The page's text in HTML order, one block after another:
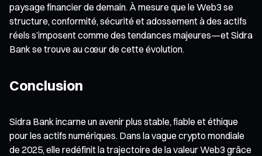
paysage financier de demain. À mesure que le Web3 se
structure, conformité, sécurité et adossement à des actifs
réels s’imposent comme des tendances majeures—et Sidra
Bank se trouve au cœur de cette évolution.
Conclusion
Sidra Bank incarne un avenir plus stable, fiable et éthique
pour les actifs numériques. Dans la vague crypto mondiale
de 2025, elle redéfinit la trajectoire de la valeur Web3 grâce